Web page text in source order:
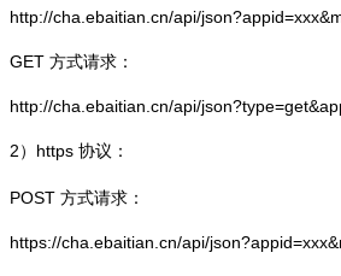
http://cha.ebaitian.cn/api/
GET 方式请求：
http://cha.ebaitian.cn/api/
2） https 协议：
POST 方式请求：
https://cha.ebaitian.cn/api/